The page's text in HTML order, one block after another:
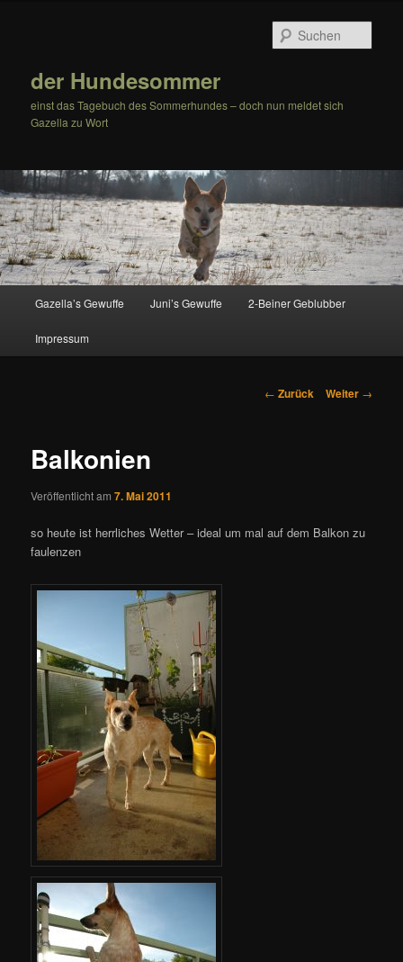
der Hundesommer
einst das Tagebuch des Sommerhundes – doch nun meldet sich
Gazella zu Wort
Gazella’s Gewuffe Juni’s Gewuffe 2-Beiner Geblubber
Impressum
Beitrags-
← Zurück Weiter →
Balkonien
Veröffentlicht am7. Mai 2011
so heute ist herrliches Wetter – ideal um mal auf dem Balkon zu
faulenzen